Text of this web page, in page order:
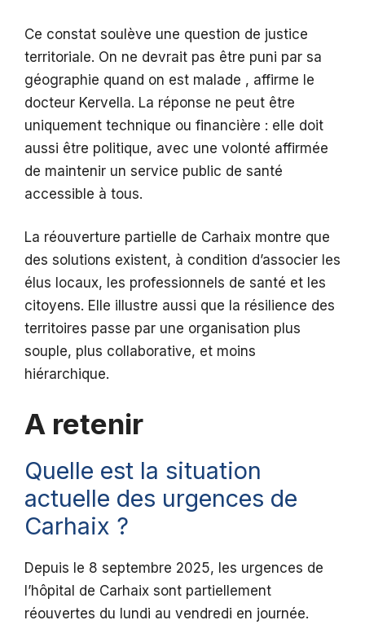
Ce constat soulève une question de justice
territoriale. On ne devrait pas être puni par sa
géographie quand on est malade , affirme le
docteur Kervella. La réponse ne peut être
uniquement technique ou financière : elle doit
aussi être politique, avec une volonté affirmée
de maintenir un service public de santé
accessible à tous.
La réouverture partielle de Carhaix montre que
des solutions existent, à condition d’associer les
élus locaux, les professionnels de santé et les
citoyens. Elle illustre aussi que la résilience des
territoires passe par une organisation plus
souple, plus collaborative, et moins
hiérarchique.
A retenir
Quelle est la situation
actuelle des urgences de
Carhaix ?
Depuis le 8 septembre 2025, les urgences de
l’hôpital de Carhaix sont partiellement
réouvertes du lundi au vendredi en journée.